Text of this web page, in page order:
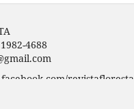
4688
revistafloresta